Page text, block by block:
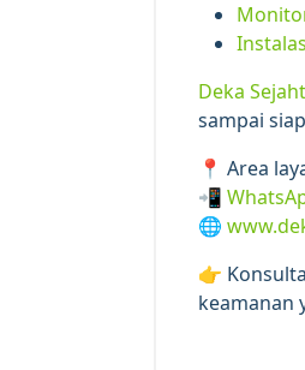
Deka
sampai
📍 Area
📲
🌐
👉
keamanan